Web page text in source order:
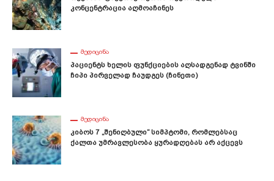
Კონცენტრაცია Აღმოაჩინეს
ᲛᲔᲓᲘᲪᲘᲜᲐ
Პაციენტს Ხელის Ფუნქციების Აღსადგენად Ტვინში
Ჩიპი Პირველად Ჩაუდგეს (ჩინეთი)
ᲛᲔᲓᲘᲪᲘᲜᲐ
Კიბოს 7 „შენიღბული“ Სიმპტომი, Რომლებსაც
Ქალთა Უმრავლესობა Ყურადღებას Არ Აქცევს